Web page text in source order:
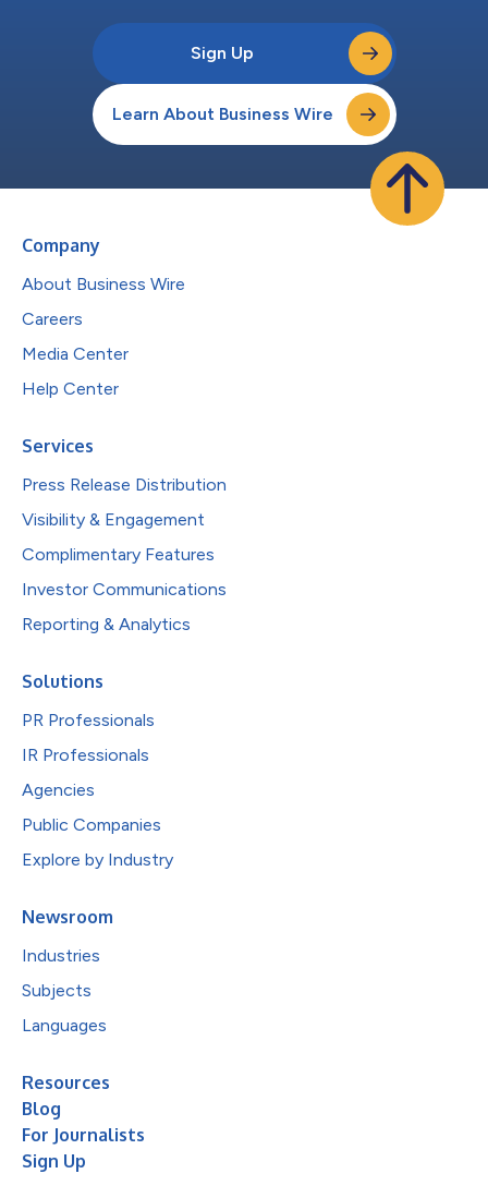
Sign Up
Learn About Business Wire
Company
About Business Wire
Careers
Media Center
Help Center
Services
Press Release Distribution
Visibility & Engagement
Complimentary Features
Investor Communications
Reporting & Analytics
Solutions
PR Professionals
IR Professionals
Agencies
Public Companies
Explore by Industry
Newsroom
Industries
Subjects
Languages
Resources
Blog
For Journalists
Sign Up